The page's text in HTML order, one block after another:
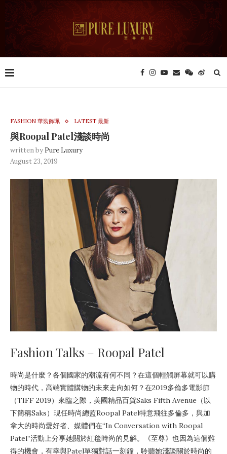
FASHION 華裝飾珮 LATEST 最新
與Roopal Patel淺談時尚
written by Pure Luxury
August 23, 2019
Fashion Talks – Roopal Patel
時尚是什麼？各個國家的潮流有何不同？在這個輕觸屏幕就可以購
物的時代，高端實體購物的未來走向如何？在2019多倫多電影節
（TIFF 2019）來臨之際，美國精品百貨Saks Fifth Avenue（以
下簡稱Saks）現任時尚總監Roopal Patel特意飛往多倫多，與加
拿大的時尚愛好者、媒體們在“In Conversation with Roopal
Patel”活動上分享她關於紅毯時尚的見解。《至尊》也因為這個難
得的機會，有幸與Patel單獨對話一刻鐘，聆聽她淺談關於時尚的